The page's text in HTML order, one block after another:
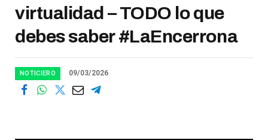
virtualidad – TODO lo que
debes saber #LaEncerrona
NOTICIERO 09/03/2026